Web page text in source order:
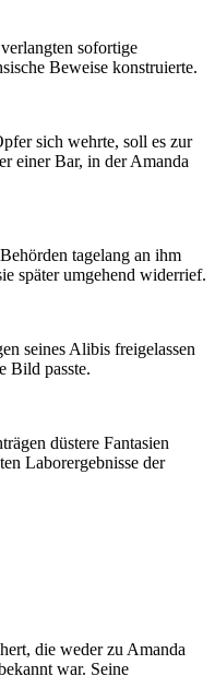
sofortige
Beweise konstruierte.
sich wehrte, soll es zur
einer Bar, in der Amanda
tagelang an ihm
später umgehend widerrief.
seines Alibis freigelassen
Bild passte.
düstere Fantasien
Laborergebnisse der
die weder zu Amanda
war. Seine